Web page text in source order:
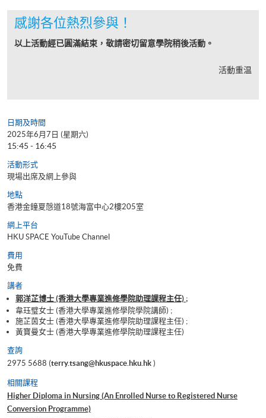
感謝各位熱烈參與！
以上活動經已圓滿結束，敬請密切留意學院稍後活動。
活動重温
日期及時間
2025年6月7日 (星期六)
15:45 - 16:45
活動形式
現場出席及網上參與
地點
香港金鐘夏慤道18號海富中心2樓205室
網上平台
HKU SPACE YouTube Channel
費用
免費
講者
郭洋芷博士 (香港大學專業進修學院助理課程主任) ;
韋珏璧女士 (香港大學專業進修學院學院講師) ;
施芷茵女士 (香港大學專業進修學院助理課程主任) ;
黃寶曼女士 (香港大學專業進修學院助理課程主任)
查詢
2975 5688 (terry.tsang@hkuspace.hku.hk )
相關課程
Higher Diploma in Nursing (An Enrolled Nurse to Registered Nurse
Conversion Programme)